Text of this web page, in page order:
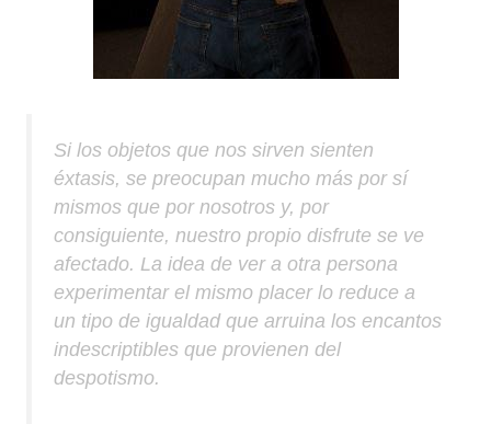
Si los objetos que nos sirven sienten
éxtasis, se preocupan mucho más por sí
mismos que por nosotros y, por
consiguiente, nuestro propio disfrute se ve
afectado. La idea de ver a otra persona
experimentar el mismo placer lo reduce a
un tipo de igualdad que arruina los encantos
indescriptibles que provienen del
despotismo.